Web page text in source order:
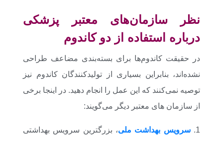
نظر سازمان‌های معتبر پزشکی
درباره استفاده از دو کاندوم
در حقیقت کاندوم‌ها برای بسته‌بندی مضاعف طراحی
نشده‌اند، بنابراین بسیاری از تولیدکنندگان کاندوم نیز
توصیه نمی‌کنند که این عمل را انجام دهید. در اینجا برخی
از سازمان های معتبر دیگر می‌گویند:
1. سرویس بهداشت ملی، بزرگترین سرویس بهداشتی